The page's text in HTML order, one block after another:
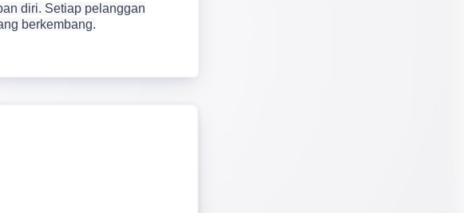
diri. Setiap pelanggan
berkembang.